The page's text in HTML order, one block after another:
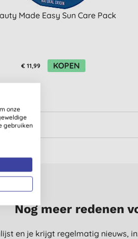
Made Easy Sun Care Pack
€ 11,99 KOPEN
Nog meer redenen
en je krijgt regelmatig nieuws,
onze
gebruiken